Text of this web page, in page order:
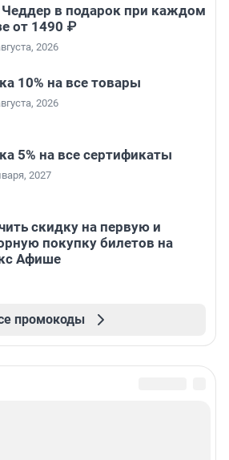
в подарок при каждом
от 1490 ₽
2026
10% на все товары
2026
5% на все сертификаты
2027
скидку на первую и
покупку билетов на
Афише
промокоды